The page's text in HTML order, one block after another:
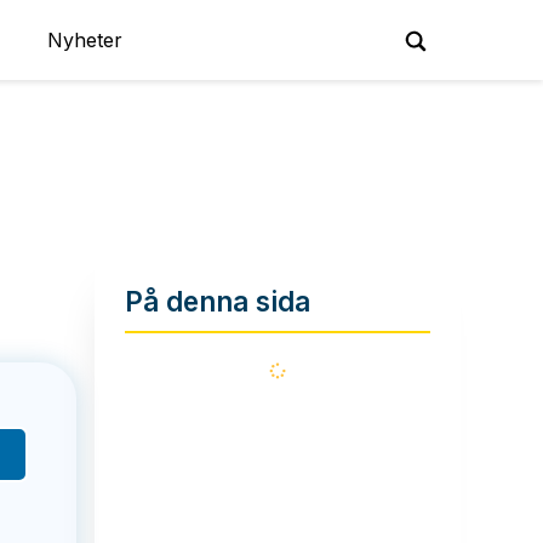
Nyheter
På denna sida
Läser